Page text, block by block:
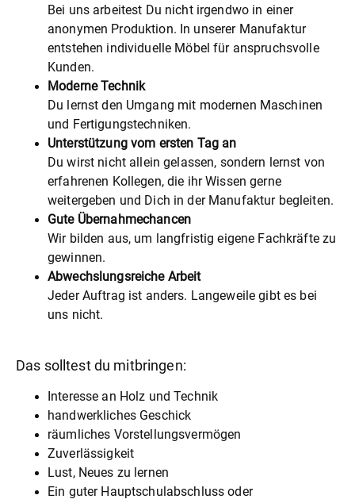
Bei uns arbeitest Du nicht irgendwo in einer
anonymen Produktion. In unserer Manufaktur
entstehen individuelle Möbel für anspruchsvolle
Kunden.
Moderne Technik
Du lernst den Umgang mit modernen Maschinen
und Fertigungstechniken.
Unterstützung vom ersten Tag an
Du wirst nicht allein gelassen, sondern lernst von
erfahrenen Kollegen, die ihr Wissen gerne
weitergeben und Dich in der Manufaktur begleiten.
Gute Übernahmechancen
Wir bilden aus, um langfristig eigene Fachkräfte zu
gewinnen.
Abwechslungsreiche Arbeit
Jeder Auftrag ist anders. Langeweile gibt es bei
uns nicht.
Das solltest du mitbringen:
Interesse an Holz und Technik
handwerkliches Geschick
räumliches Vorstellungsvermögen
Zuverlässigkeit
Lust, Neues zu lernen
Ein guter Hauptschulabschluss oder